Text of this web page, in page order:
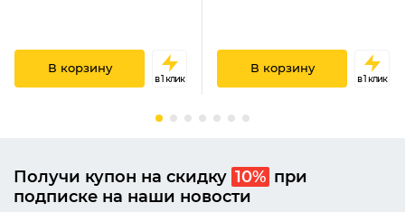
В корзину
в 1 клик
В корзину
в 1 клик
Получи купон на скидку 10% при
подписке на наши новости